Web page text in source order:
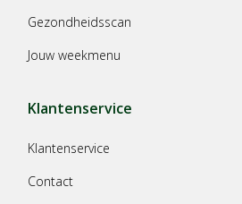
Gezondheidsscan
Jouw weekmenu
Klantenservice
Klantenservice
Contact